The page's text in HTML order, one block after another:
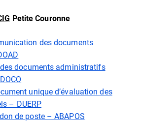
Petite Couronne
des documents
documents administratifs
unique d’évaluation des
– DUERP
de poste – ABAPOS